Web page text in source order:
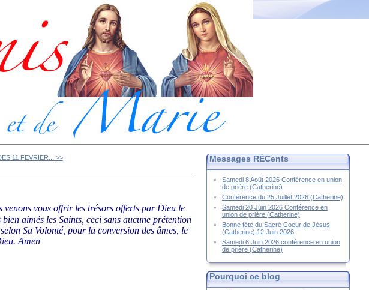
11 FEVRIER... >>
venons vous offrir les trésors offerts par Dieu le
aimés les Saints, ceci sans aucune prétention
Sa Volonté, pour la conversion des âmes, le
Amen
Messages RÉCents
Samedi 8 Août 2026 Conférence en union
de prière (Catherine)
Conférence du 25 Juillet 2026 (Catherine)
Samedi 20 Juin 2026 Conférence en
union de prière (Catherine)
Bonne fête du Sacré Coeur de Jésus
(Catherine) 12 Juin 2026
Samedi 6 Juin 2026 conférence en union
de prière (Catherine)
Pourquoi ce blog